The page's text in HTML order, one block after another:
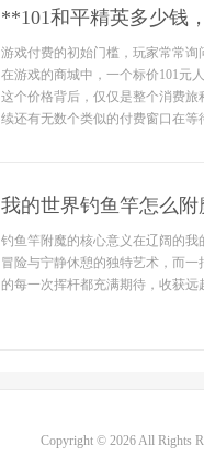
**101和平精英多少钱
游戏付费的初始门槛，玩家常常
在游戏的商城中，一个标价101元
这个价格背后，仅仅是整个消费
续还有无数个类似的付费窗口在
我的世界钓鱼竿怎么
钓鱼竿附魔的核心意义在辽阔的
冒险与宁静休憩的独特艺术，而
的每一次挥杆都充满期待，收获
Copyright © 2026 All Rights